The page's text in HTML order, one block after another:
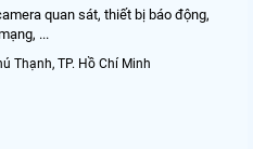
quan sát, thiết bị báo động,
...
Thạnh, TP. Hồ Chí Minh